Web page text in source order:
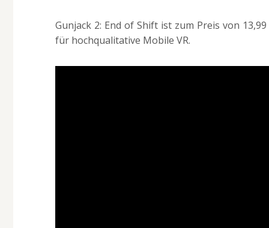
Gunjack 2: End of Shift ist zum Preis von
für hochqualitative Mobile VR.